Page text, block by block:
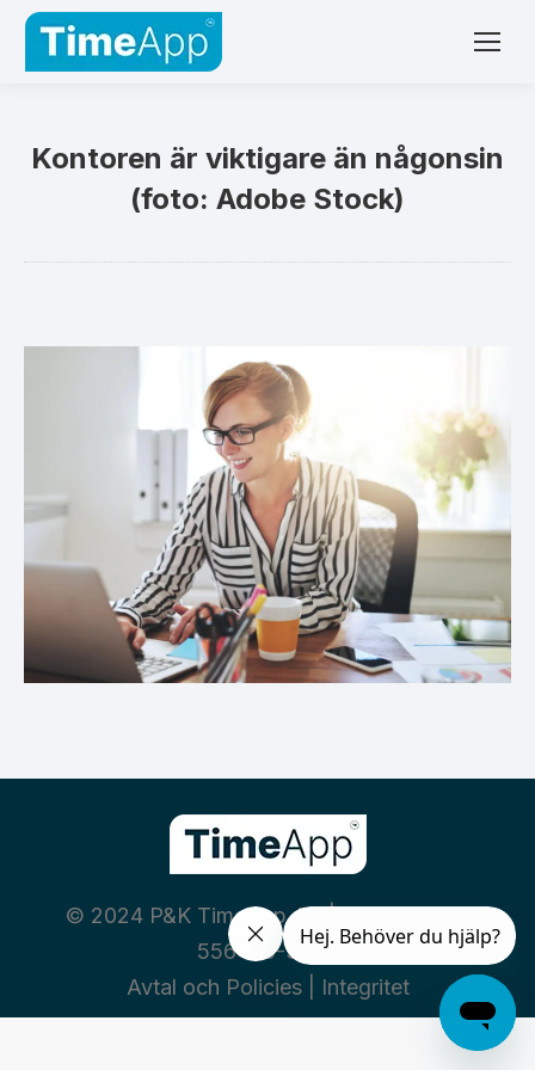
Kontoren är viktigare än någonsin
(foto: Adobe Stock)
© 2024 P&K TimeApp AB | Org nummer:
556460-3669
Avtal och Policies| Integritet